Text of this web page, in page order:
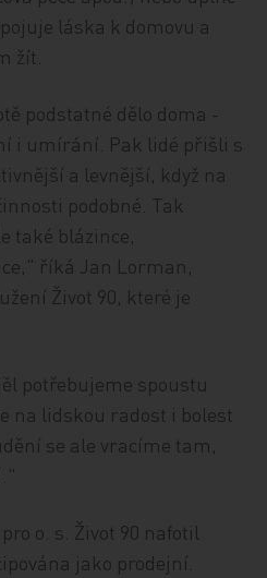
láska k domovu a
žít.
podstatné dělo doma -
i umírání. Pak lidé přišli s
a levnější, když na
podobné. Tak
také blázince,
říká Jan Lorman,
Život 90, které je
potřebujeme spoustu
na lidskou radost i bolest
se ale vracíme tam,
o. s. Život 90 nafotil
jako prodejní.